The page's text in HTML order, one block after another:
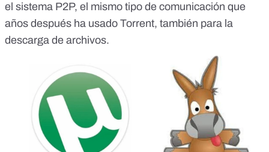
el sistema P2P, el mismo tipo de comunicación que
años después ha usado Torrent, también para la
descarga de archivos.